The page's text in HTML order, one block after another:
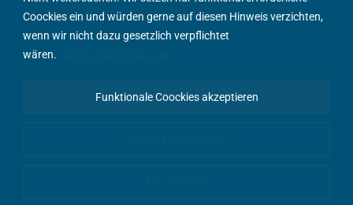
Coockies ein und würden gerne auf diesen Hinweis verzichten,
wenn wir nicht dazu gesetzlich verpflichtet
wären.
Funktionale Coockies akzeptieren
Podcasts
Positionspapier
English Content